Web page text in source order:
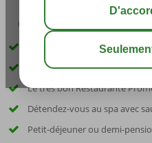
03:00
Situation centrale au cœur de
Plage accessible à pied
Le très bon Restaurante
Détendez-vous au spa avec
Petit-déjeuner ou demi-